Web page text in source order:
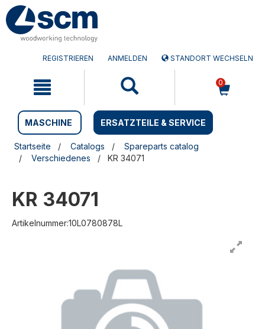
Zum
Inhalt
springen
Zum
Navigationsmen�
springen
REGISTRIEREN ANMELDEN STANDORT WECHSELN
0
MASCHINE ERSATZTEILE & SERVICE
Startseite Catalogs
Spareparts catalog
Verschiedenes
KR 34071
KR 34071
Artikelnummer:10L0780878L